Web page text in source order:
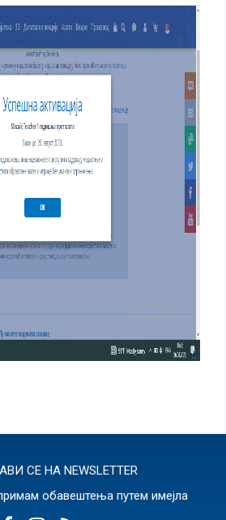
СЕ НА NEWSLETTER
обавештења путем имејла